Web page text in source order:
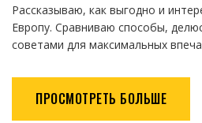
Рассказываю, как выгодно и
Европу. Сравниваю способы,
советами для максимальных
ПРОСМОТРЕТЬ БОЛЬШЕ